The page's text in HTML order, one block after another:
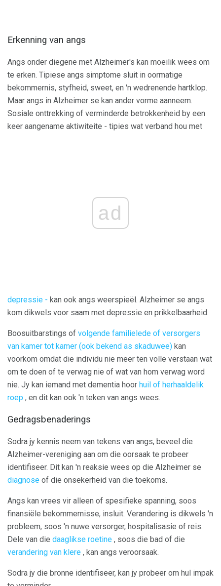
Erkenning van angs
Angs onder diegene met Alzheimer's kan moeilik wees om
te erken. Tipiese angs simptome sluit in oormatige
bekommernis, styfheid, sweet, en 'n wedrenende hartklop.
Maar angs in Alzheimer se kan ander vorme aanneem.
Sosiale onttrekking of verminderde betrokkenheid by een
keer aangename aktiwiteite - tipies wat verband hou met
ad
depressie - kan ook angs weerspieël. Alzheimer se angs
kom dikwels voor saam met depressie en prikkelbaarheid.
Boosuitbarstings of volgende familielede of versorgers
van kamer tot kamer (ook bekend as skaduwee) kan
voorkom omdat die individu nie meer ten volle verstaan ​​wat
om te doen of te verwag nie of wat van hom verwag word
nie. Jy kan iemand met dementia hoor huil of herhaaldelik
roep , en dit kan ook 'n teken van angs wees.
Gedragsbenaderings
Sodra jy kennis neem van tekens van angs, beveel die
Alzheimer-vereniging aan om die oorsaak te probeer
identifiseer. Dit kan 'n reaksie wees op die Alzheimer se
diagnose of die onsekerheid van die toekoms.
Angs kan vrees vir alleen of spesifieke spanning, soos
finansiële bekommernisse, insluit. Verandering is dikwels 'n
probleem, soos 'n nuwe versorger, hospitalisasie of reis.
Dele van die daaglikse roetine , soos die bad of die
verandering van klere , kan angs veroorsaak.
Sodra jy die bronne identifiseer, kan jy probeer om hul impak